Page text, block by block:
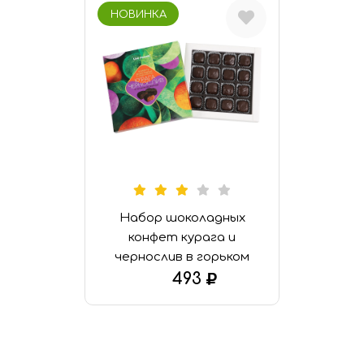
НОВИНКА
Набор шоколадных
конфет курага и
чернослив в горьком
шоколаде
493